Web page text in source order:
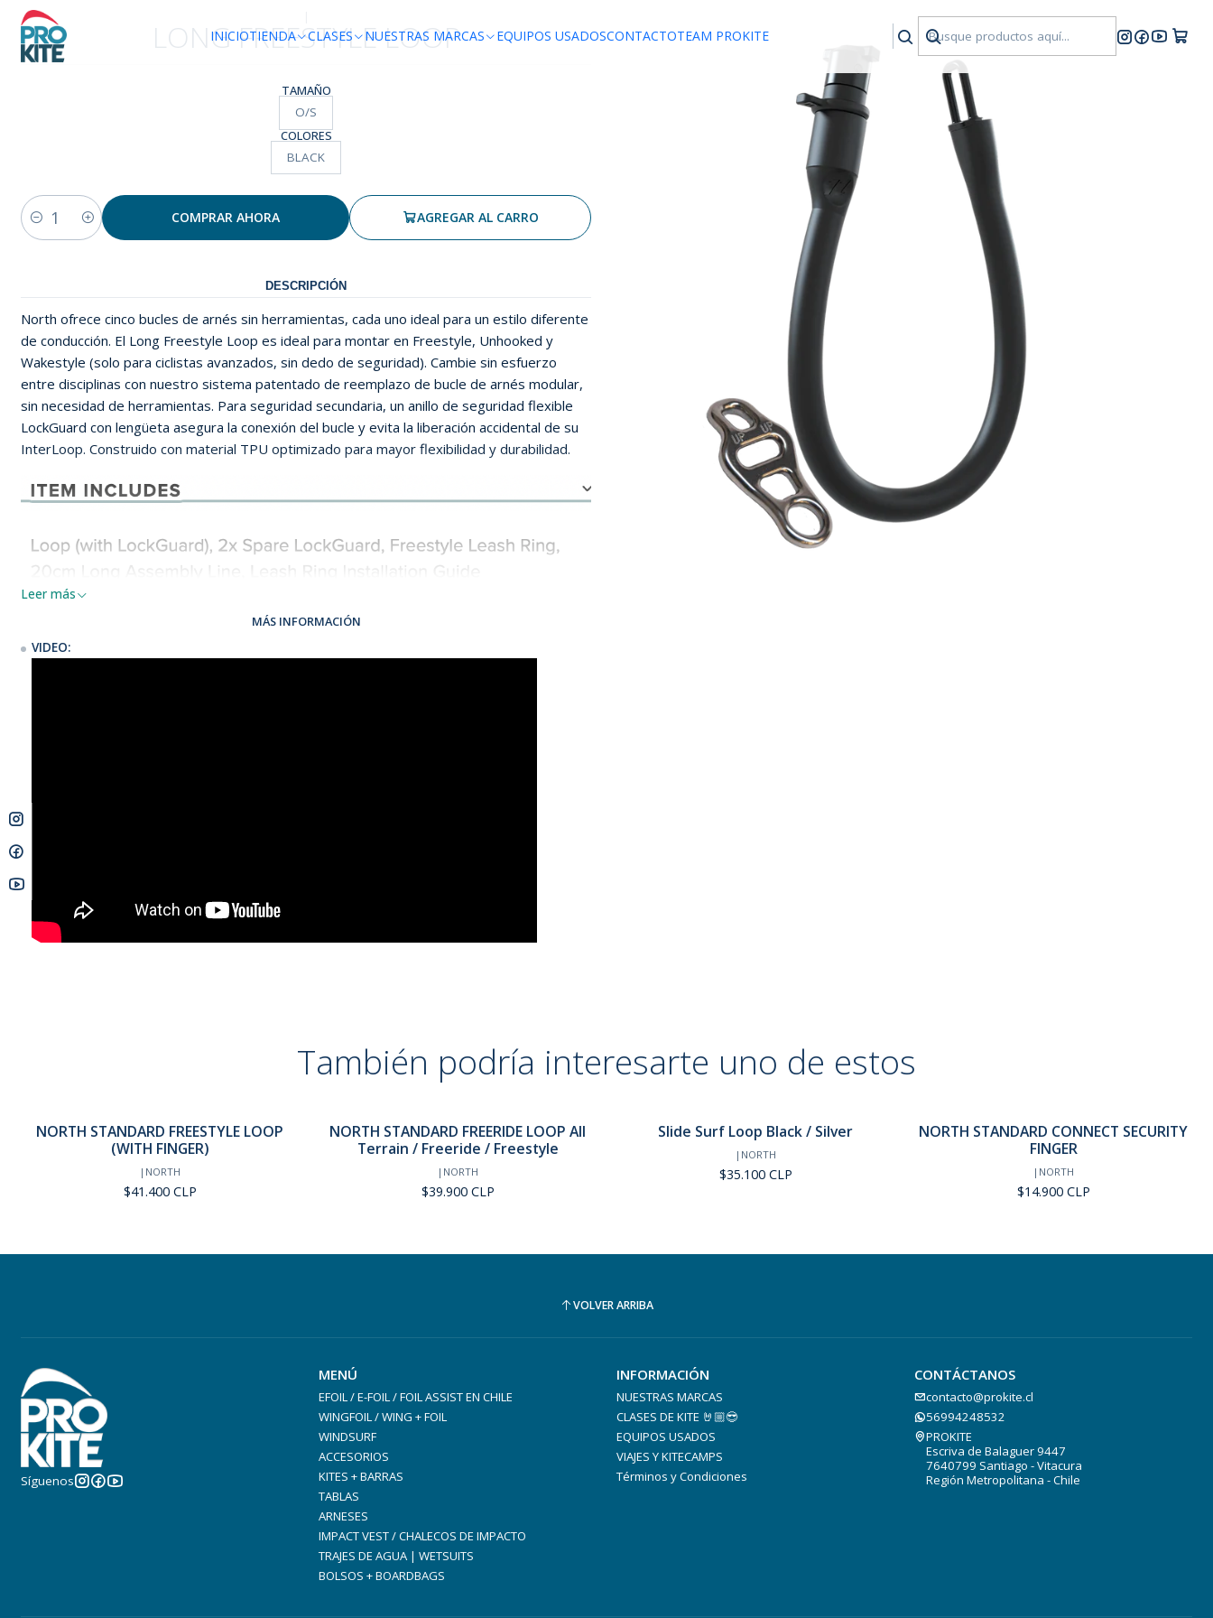
INICIOTIENDA CLASES NUESTRAS MARCAS EQUIPOS USADOSCONTACTOTEAM PROKITE
LONG FREESTYLE LOOP
TAMAÑO
O/S
COLORES
BLACK
Cantidad
AGREGAR AL CARRO
COMPRAR AHORA
DESCRIPCIÓN
North ofrece cinco bucles de arnés sin herramientas, cada uno ideal para un estilo diferente
de conducción. El Long Freestyle Loop es ideal para montar en Freestyle, Unhooked y
Wakestyle (solo para ciclistas avanzados, sin dedo de seguridad). Cambie sin esfuerzo
entre disciplinas con nuestro sistema patentado de reemplazo de bucle de arnés modular,
sin necesidad de herramientas. Para seguridad secundaria, un anillo de seguridad flexible
LockGuard con lengüeta asegura la conexión del bucle y evita la liberación accidental de su
InterLoop. Construido con material TPU optimizado para mayor flexibilidad y durabilidad.
Leer más
MÁS INFORMACIÓN
VIDEO:
También podría interesarte uno de estos
NORTH STANDARD FREESTYLE LOOP
(WITH FINGER)
| NORTH
$41.400 CLP
NORTH STANDARD FREERIDE LOOP All
Terrain / Freeride / Freestyle
| NORTH
$39.900 CLP
Slide Surf Loop Black / Silver
| NORTH
$35.100 CLP
Agotado
NORTH STANDARD CONNECT SECURITY
FINGER
| NORTH
$14.900 CLP
VOLVER ARRIBA
Síguenos
MENÚ
EFOIL / E-FOIL / FOIL ASSIST EN CHILE
WINGFOIL / WING + FOIL
WINDSURF
ACCESORIOS
KITES + BARRAS
TABLAS
ARNESES
IMPACT VEST / CHALECOS DE IMPACTO
TRAJES DE AGUA | WETSUITS
BOLSOS + BOARDBAGS
INFORMACIÓN
NUESTRAS MARCAS
CLASES DE KITE 🤘🏼😎
EQUIPOS USADOS
VIAJES Y KITECAMPS
Términos y Condiciones
CONTÁCTANOS
contacto@prokite.cl
56994248532
PROKITE
Escriva de Balaguer 9447
7640799 Santiago - Vitacura
Región Metropolitana - Chile